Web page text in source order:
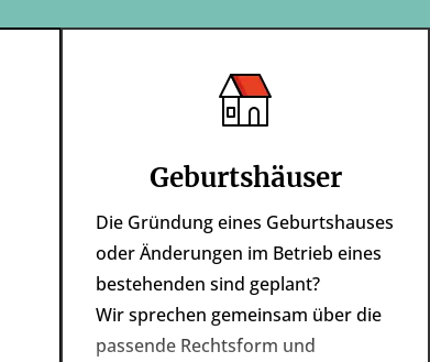
Geburtshäuser
Die Gründung eines Geburtshauses
oder Änderungen im Betrieb eines
bestehenden sind geplant?
Wir sprechen gemeinsam über die
passende Rechtsform und